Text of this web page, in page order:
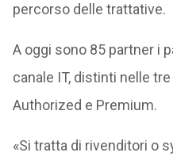
percorso delle trattative.
A oggi sono 85 partner i
canale IT, distinti nelle
Authorized e Premium.
«Si tratta di rivenditori o